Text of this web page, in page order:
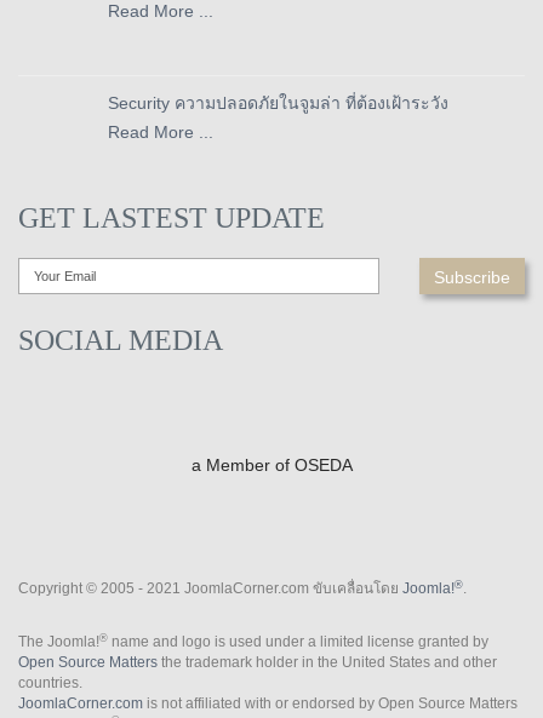
Read More ...
Security ความปลอดภัยในจูมล่า ที่ต้องเฝ้าระวัง
Read More ...
GET LASTEST UPDATE
SOCIAL MEDIA
a Member of OSEDA
Copyright © 2005 - 2021 JoomlaCorner.com ขับเคลื่อนโดย Joomla!®.
The Joomla!® name and logo is used under a limited license granted by
Open Source Matters the trademark holder in the United States and other
countries.
JoomlaCorner.com is not affiliated with or endorsed by Open Source Matters